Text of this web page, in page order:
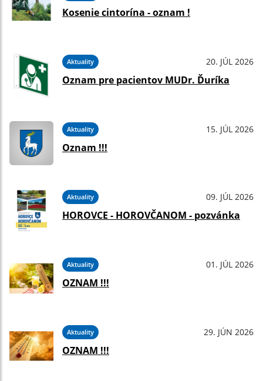
Kosenie cintorína - oznam !
Aktuality 20. JÚL 2026
Oznam pre pacientov MUDr. Ďuríka
Aktuality 15. JÚL 2026
Oznam !!!
Aktuality 09. JÚL 2026
HOROVCE - HOROVČANOM - pozvánka
Aktuality 01. JÚL 2026
OZNAM !!!
Aktuality 29. JÚN 2026
OZNAM !!!